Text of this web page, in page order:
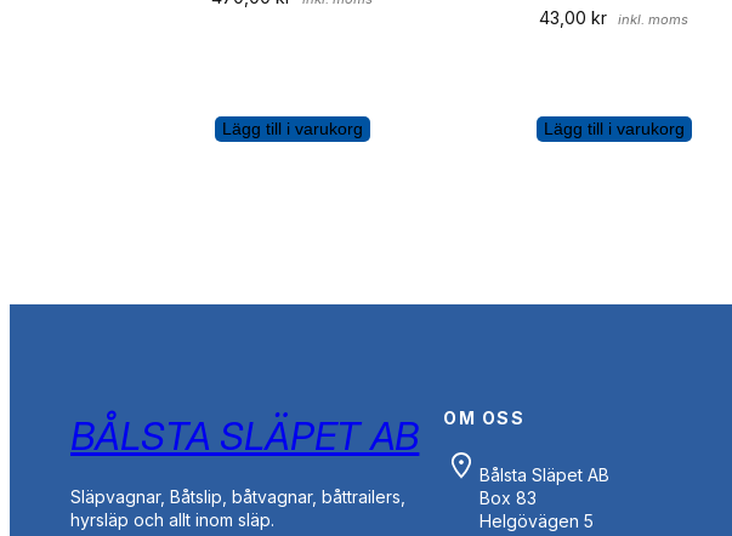
Lägg till i varukorg
43,00kr inkl. moms
Lägg till i varukorg
BÅLSTA SLÄPET AB
Släpvagnar, Båtslip, båtvagnar, båttrailers,
hyrsläp och allt inom släp.
OM OSS
Bålsta Släpet AB
Box 83
Helgövägen 5